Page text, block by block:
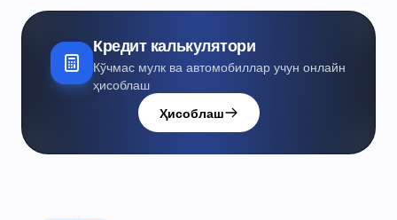
Кредит калькулятори
Кўчмас мулк ва автомобиллар учун онлайн
ҳисоблаш
Ҳисоблаш